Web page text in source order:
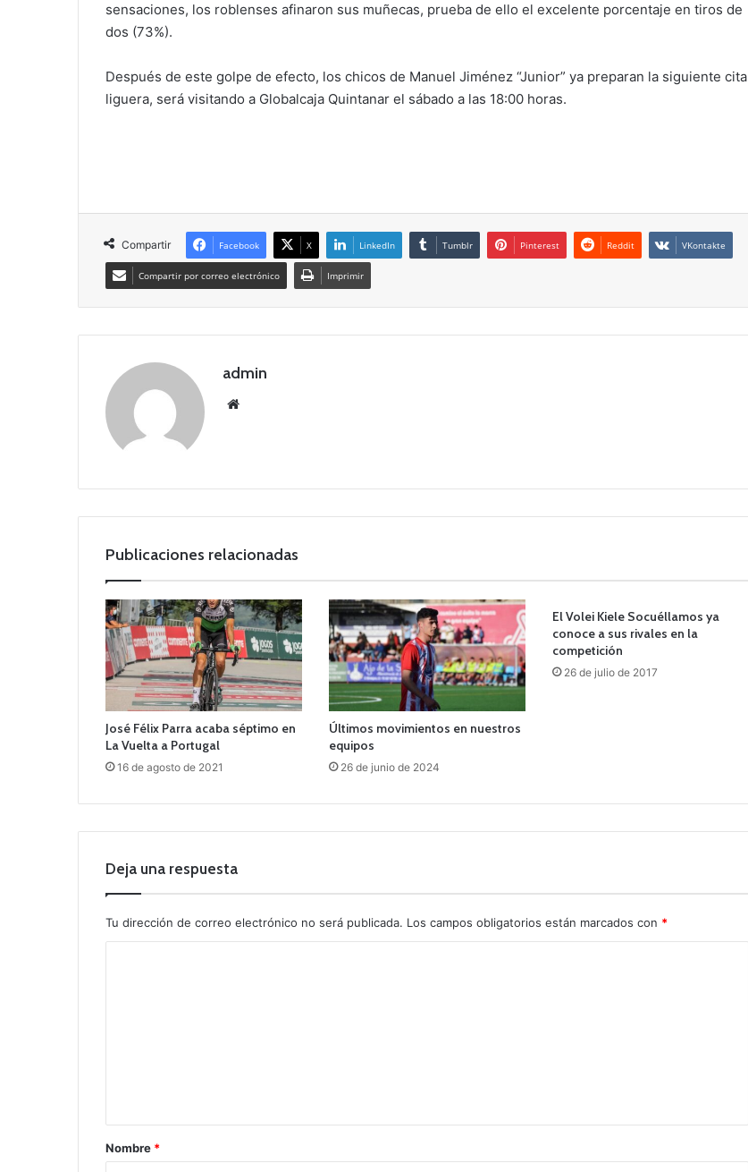
sensaciones, los roblenses afinaron sus muñecas, prueba de ello el excelente porcentaje en tiros de
dos (73%).
Después de este golpe de efecto, los chicos de Manuel Jiménez “Junior” ya preparan la siguiente cita
liguera, será visitando a Globalcaja Quintanar el sábado a las 18:00 horas.
Compartir Facebook X LinkedIn Tumblr Pinterest Reddit VKontakte
Compartir por correo electrónico Imprimir
admin
Publicaciones relacionadas
José Félix Parra acaba séptimo en
La Vuelta a Portugal
16 de agosto de 2021
Últimos movimientos en nuestros
equipos
26 de junio de 2024
El Volei Kiele Socuéllamos ya
conoce a sus rivales en la
competición
26 de julio de 2017
Deja una respuesta
Tu dirección de correo electrónico no será publicada. Los campos obligatorios están marcados con *
rNombre *